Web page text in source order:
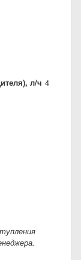
л/ч 4